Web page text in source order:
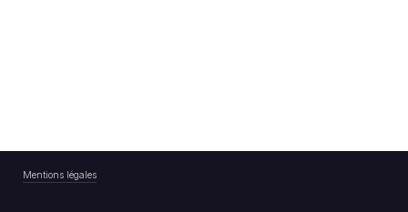
Mentions légales